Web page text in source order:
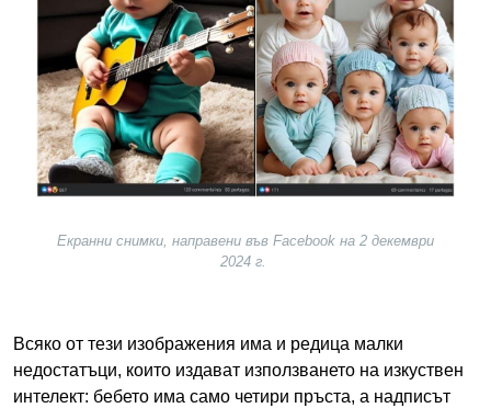
Екранни снимки, направени във Facebook на 2 декември
2024 г.
Всяко от тези изображения има и редица малки
недостатъци, които издават използването на изкуствен
интелект: бебето има само четири пръста, а надписът